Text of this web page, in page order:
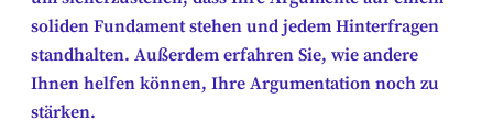
soliden Fundament stehen und jedem Hinterfragen
standhalten. Außerdem erfahren Sie, wie andere
Ihnen helfen können, Ihre Argumentation noch zu
stärken.